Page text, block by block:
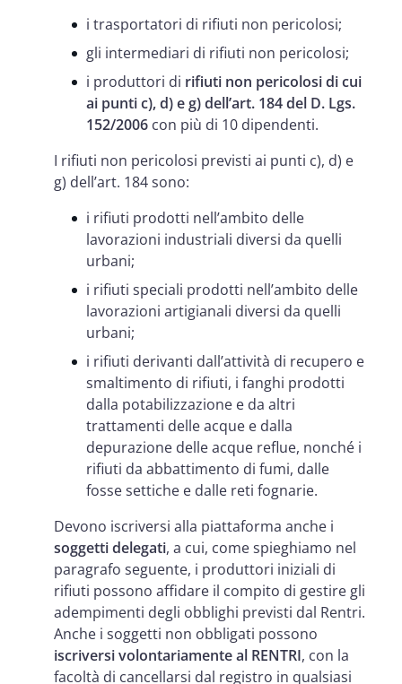
i trasportatori di rifiuti non pericolosi;
gli intermediari di rifiuti non pericolosi;
i produttori di rifiuti non pericolosi di cui
ai punti c), d) e g) dell’art. 184 del D. Lgs.
152/2006 con più di 10 dipendenti.
I rifiuti non pericolosi previsti ai punti c), d) e
g) dell’art. 184 sono:
i rifiuti prodotti nell’ambito delle
lavorazioni industriali diversi da quelli
urbani;
i rifiuti speciali prodotti nell’ambito delle
lavorazioni artigianali diversi da quelli
urbani;
i rifiuti derivanti dall’attività di recupero e
smaltimento di rifiuti, i fanghi prodotti
dalla potabilizzazione e da altri
trattamenti delle acque e dalla
depurazione delle acque reflue, nonché i
rifiuti da abbattimento di fumi, dalle
fosse settiche e dalle reti fognarie.
Devono iscriversi alla piattaforma anche i
soggetti delegati, a cui, come spieghiamo nel
paragrafo seguente, i produttori iniziali di
rifiuti possono affidare il compito di gestire gli
adempimenti degli obblighi previsti dal Rentri.
Anche i soggetti non obbligati possono
iscriversi volontariamente al RENTRI, con la
facoltà di cancellarsi dal registro in qualsiasi